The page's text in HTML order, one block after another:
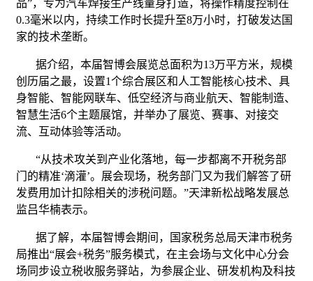
品”，专为汽车焊接生产线量身打造，将操作精度控制在
0.3毫米以内，持续工作时长提升至8万小时，打破发达国
家的技术垄断。
据介绍，本届智博会展览总面积为13万平方米，规模
创历届之最，设置1个综合展区和人工智能核心技术、具
身智能、智能网联车、低空经济与商业航天、智能制造、
智慧生活6个主题展馆，并举办了展览、赛事、对接交
流、互动体验等活动。
“从技术攻关到产业化落地，每一步都离不开税务部
门的精准‘滴灌’。展会现场，税务部门又为我们解答了研
发费用加计扣除相关的涉税问题。”天津新松战略发展总
监吕华楠表示。
据了解，本届智博会期间，国家税务总局天津市税务
局推出“展会+税务”服务模式，在主会场与文化中心分会
场同步设立税收服务驿站，为参展企业、研发机构及科技